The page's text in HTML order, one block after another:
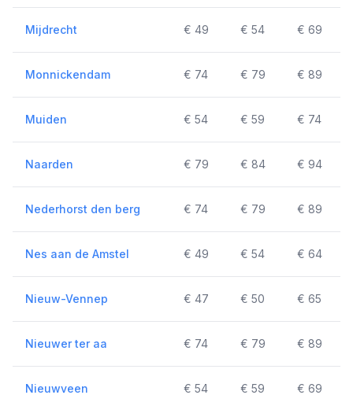
Mijdrecht € 49 € 54 € 69
Monnickendam € 74 € 79 € 89
Muiden € 54 € 59 € 74
Naarden € 79 € 84 € 94
Nederhorst den berg € 74 € 79 € 89
Nes aan de Amstel € 49 € 54 € 64
Nieuw-Vennep € 47 € 50 € 65
Nieuwer ter aa € 74 € 79 € 89
Nieuwveen € 54 € 59 € 69